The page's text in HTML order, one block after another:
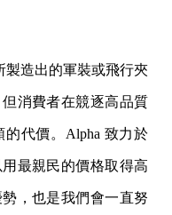
製造出的軍裝或飛行夾
消費者在競逐高品質
代價。Alpha 致力於
最親民的價格取得高
，也是我們會一直努